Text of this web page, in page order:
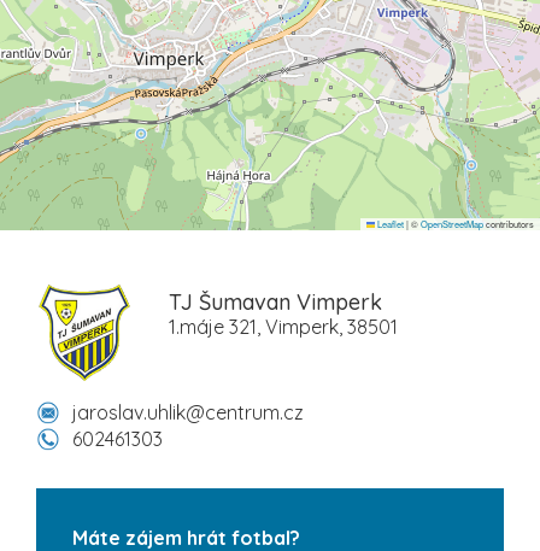
Leaflet|©OpenStreetMapcontributors
TJ Šumavan Vimperk
1.máje 321, Vimperk, 38501
jaroslav.uhlik@centrum.cz
602461303
Máte zájem hrát fotbal?